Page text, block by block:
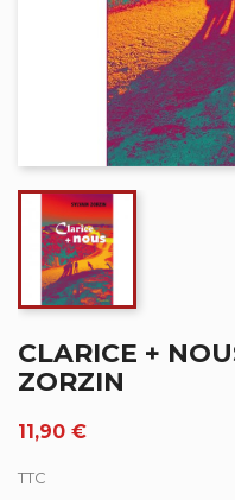
CLARICE +
ZORZIN
11,90 €
TTC